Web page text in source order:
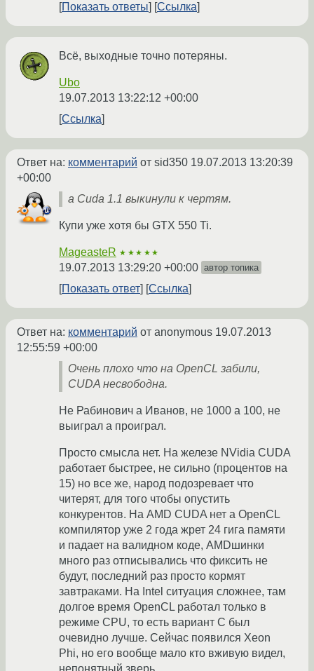
Показать ответы
Ссылка
Всё, выходные точно потеряны.
Ubo
19.07.2013 13:22:12 +00:00
Ссылка
Ответ на: комментарий от sid350 19.07.2013 13:20:39
+00:00
а Cuda 1.1 выкинули к чертям.
Купи уже хотя бы GTX 550 Ti.
MageasteR ★★★★★
19.07.2013 13:29:20 +00:00 автор топика
Показать ответ Ссылка
Ответ на: комментарий от anonymous 19.07.2013
12:55:59 +00:00
Очень плохо что на OpenCL забили,
CUDA несвободна.
Не Рабинович а Иванов, не 1000 а 100, не
выиграл а проиграл.
Просто смысла нет. На железе NVidia CUDA
работает быстрее, не сильно (процентов на
15) но все же, народ подозревает что
читерят, для того чтобы опустить
конкурентов. На AMD CUDA нет а OpenCL
компилятор уже 2 года жрет 24 гига памяти
и падает на валидном коде, AMDшинки
много раз отписывались что фиксить не
будут, последний раз просто кормят
завтраками. На Intel ситуация сложнее, там
долгое время OpenCL работал только в
режиме CPU, то есть вариант С был
очевидно лучше. Сейчас появился Xeon
Phi, но его вообще мало кто вживую видел,